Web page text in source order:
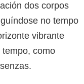
dos corpos
no tempo
vibrante
como